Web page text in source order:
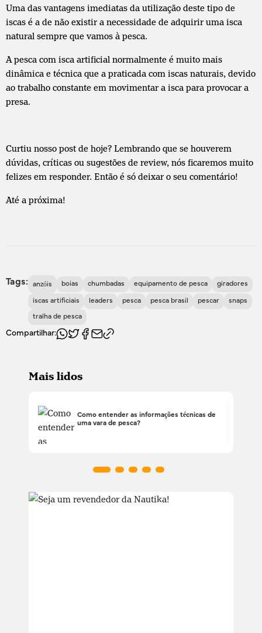
Uma das vantagens imediatas da utilização deste tipo de
iscas é a de não existir a necessidade de adquirir uma isca
natural sempre que vamos à pesca.
A pesca com isca artificial normalmente é muito mais
dinâmica e técnica que a praticada com iscas naturais, devido
ao trabalho constante em movimentar a isca para provocar a
presa.
Curtiu nosso post de hoje? Lembrando que se houverem
dúvidas, críticas ou sugestões de review, nós ficaremos muito
felizes em responder. Então é só deixar o seu comentário!
Até a próxima!
Tags: anzóis boias chumbadas equipamento de pesca giradores
iscas artificiais leaders pesca pesca brasil pescar snaps
tralha de pesca
Compartilhar:
Mais lidos
Como entender as informações técnicas de
uma vara de pesca?